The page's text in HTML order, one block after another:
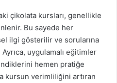
çikolata kursları, genellikle
Bu sayede her
ilgi gösterilir ve sorularına
uygulamalı eğitimler
hemen pratiğe
kursun verimliliğini artıran